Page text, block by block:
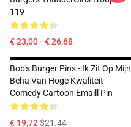
119
€ 23,00 - € 26,68
Bob's Burger Pins - Ik Zit Op Mijn
Beha Van Hoge Kwaliteit
Comedy Cartoon Emaill Pin
€ 19,72$21.44